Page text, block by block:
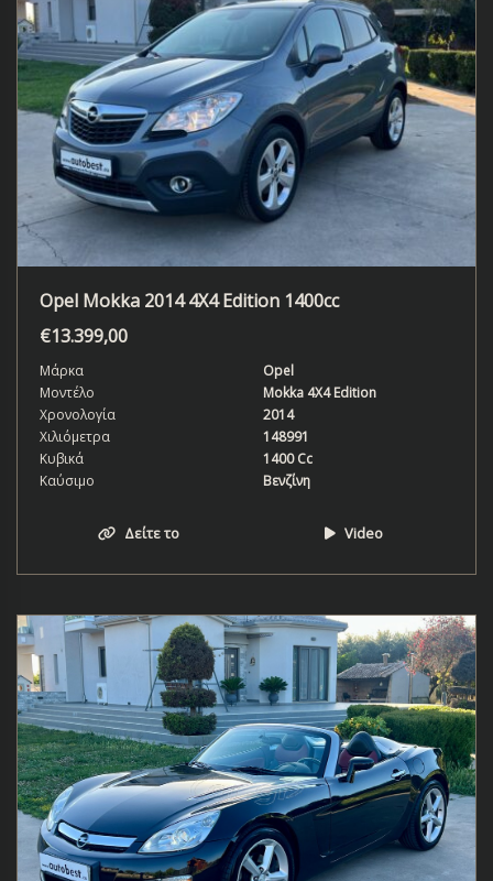
Opel Mokka 2014 4X4 Edition 1400cc
€13.399,00
Μάρκα
Opel
Μοντέλο
Mokka 4X4 Edition
Χρονολογία
2014
Χιλιόμετρα
148991
Κυβικά
1400 Cc
Καύσιμο
Βενζίνη
Δείτε το Video